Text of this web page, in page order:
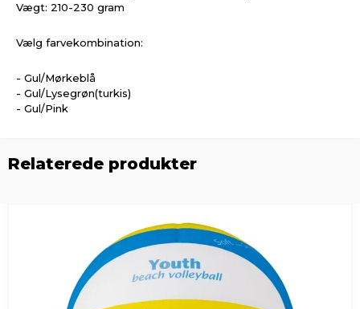
Vægt: 210-230 gram
Vælg farvekombination:
- Gul/Mørkeblå
- Gul/Lysegrøn(turkis)
- Gul/Pink
Relaterede produkter